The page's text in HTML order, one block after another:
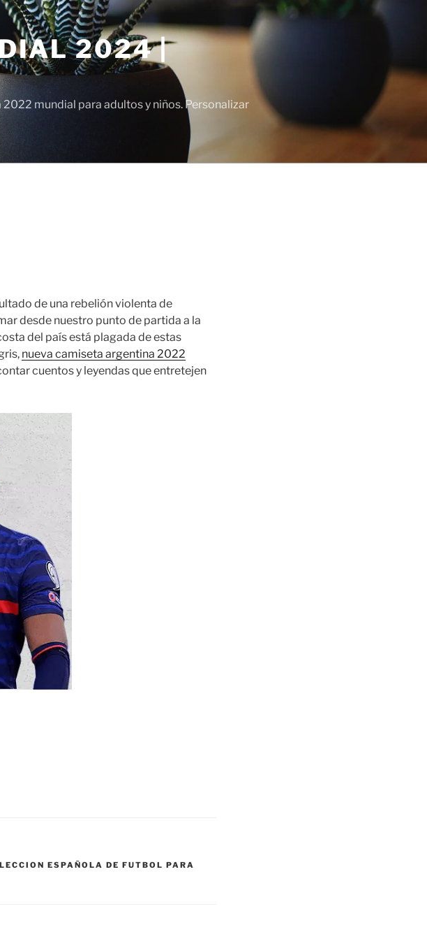
2024 |
mundial para adultos y niños. Personalizar
de una rebelión violenta de
desde nuestro punto de partida a la
del país está plagada de estas
nueva camiseta argentina 2022
cuentos y leyendas que entretejen
ESPAÑOLA DE FUTBOL PARA